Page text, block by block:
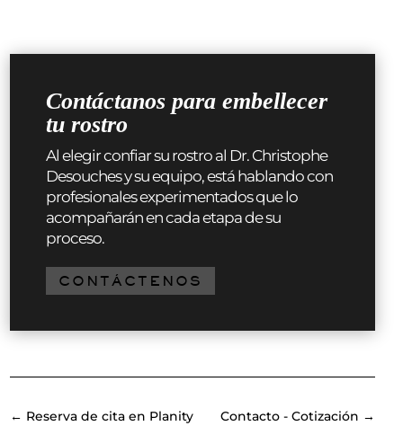
Contáctanos para embellecer
tu rostro
Al elegir confiar su rostro al Dr. Christophe
Desouches y su equipo, está hablando con
profesionales experimentados que lo
acompañarán en cada etapa de su
proceso.
CONTÁCTENOS
← Reserva de cita en Planity Contacto - Cotización →